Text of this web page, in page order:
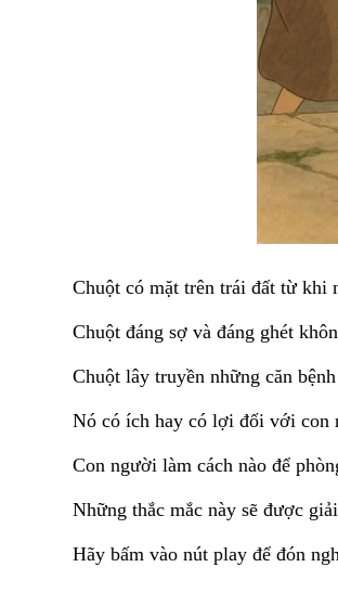
Chuột có mặt trên trái đất từ khi
Chuột đáng sợ và đáng ghét
Chuột lây truyền những căn
Nó có ích hay có lợi đối với con
Con người làm cách nào để
Những thắc mắc này sẽ được
Hãy bấm vào nút play để đón